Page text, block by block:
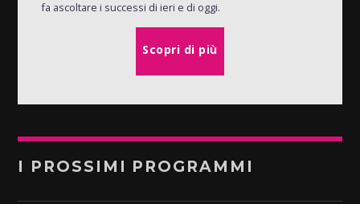
fa ascoltare i successi di ieri e di oggi.
Scopri di più
I PROSSIMI PROGRAMMI